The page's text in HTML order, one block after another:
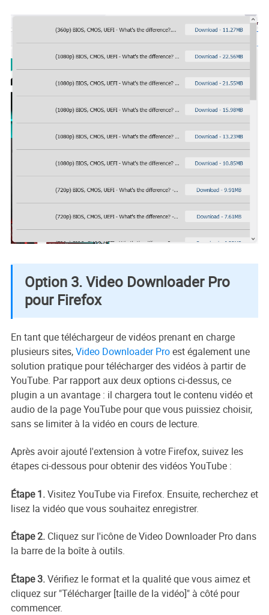
Option 3. Video Downloader Pro
pour Firefox
En tant que téléchargeur de vidéos prenant en charge
plusieurs sites,Video Downloader Proest également une
solution pratique pour télécharger des vidéos à partir de
YouTube. Par rapport aux deux options ci-dessus, ce
plugin a un avantage : il chargera tout le contenu vidéo et
audio de la page YouTube pour que vous puissiez choisir,
sans se limiter à la vidéo en cours de lecture.
Après avoir ajouté l'extension à votre Firefox, suivez les
étapes ci-dessous pour obtenir des vidéos YouTube :
Étape 1.Visitez YouTube via Firefox. Ensuite, recherchez et
lisez la vidéo que vous souhaitez enregistrer.
Étape 2.Cliquez sur l'icône de Video Downloader Pro dans
la barre de la boîte à outils.
Étape 3.Vérifiez le format et la qualité que vous aimez et
cliquez sur "Télécharger [taille de la vidéo]" à côté pour
commencer.